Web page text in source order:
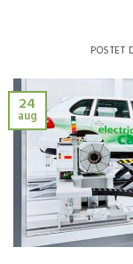
POSTET
24
aug